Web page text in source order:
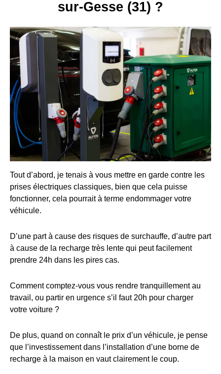
sur-Gesse (31) ?
Tout d’abord, je tenais à vous mettre en garde contre les
prises électriques classiques, bien que cela puisse
fonctionner, cela pourrait à terme endommager votre
véhicule.
D’une part à cause des risques de surchauffe, d’autre part
à cause de la recharge très lente qui peut facilement
prendre 24h dans les pires cas.
Comment comptez-vous vous rendre tranquillement au
travail, ou partir en urgence s’il faut 20h pour charger
votre voiture ?
De plus, quand on connaît le prix d’un véhicule, je pense
que l’investissement dans l’installation d’une borne de
recharge à la maison en vaut clairement le coup.